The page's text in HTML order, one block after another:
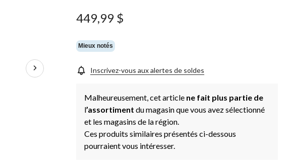
449,99 $
Mieux notés
Inscrivez-vous aux alertes de soldes
Malheureusement, cet article ne fait plus partie de
l’assortiment du magasin que vous avez sélectionné
et les magasins de la région.
Ces produits similaires présentés ci-dessous
pourraient vous intéresser.